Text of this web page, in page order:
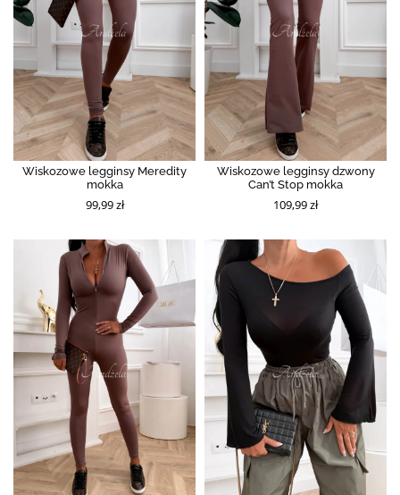
Wiskozowe legginsy Meredity
mokka
99,99 zł
Wiskozowe legginsy dzwony
Can’t Stop mokka
109,99 zł